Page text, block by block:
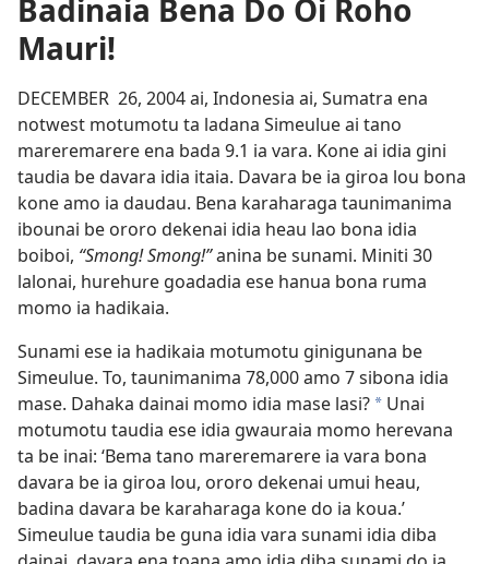
Badinaia Bena Do Oi Roho
Mauri!
DECEMBER 26, 2004 ai, Indonesia ai, Sumatra ena
notwest motumotu ta ladana Simeulue ai tano
mareremarere ena bada 9.1 ia vara. Kone ai idia gini
taudia be davara idia itaia. Davara be ia giroa lou bona
kone amo ia daudau. Bena karaharaga taunimanima
ibounai be ororo dekenai idia heau lao bona idia
boiboi, “Smong! Smong!”anina be sunami. Miniti 30
lalonai, hurehure goadadia ese hanua bona ruma
momo ia hadikaia.
Sunami ese ia hadikaia motumotu ginigunana be
Simeulue. To, taunimanima 78,000 amo 7 sibona idia
mase. Dahaka dainai momo idia mase lasi? a Unai
motumotu taudia ese idia gwauraia momo herevana
ta be inai: ‘Bema tano mareremarere ia vara bona
davara be ia giroa lou, ororo dekenai umui heau,
badina davara be karaharaga kone do ia koua.’
Simeulue taudia be guna idia vara sunami idia diba